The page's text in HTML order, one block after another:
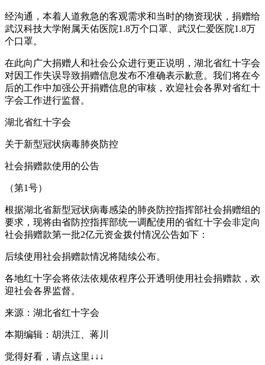
经沟通，本着人道救急的客观需求和当时的物资现状，捐赠给
武汉科技大学附属天佑医院1.8万个口罩、武汉仁爱医院1.8万
个口罩。
在此向广大捐赠人和社会公众进行更正说明，湖北省红十字会
对因工作失误导致捐赠信息发布不准确表示歉意。我们将在今
后的工作中加强公开捐赠信息的审核，欢迎社会各界对省红十
字会工作进行监督。
湖北省红十字会
关于新型冠状病毒肺炎防控
社会捐赠款使用的公告
（第1号）
根据湖北省新型冠状病毒感染的肺炎防控指挥部社会捐赠组的
要求，现将由省防控指挥部统一调配使用的省红十字会非定向
社会捐赠款第一批2亿元资金拨付情况公告如下：
后续使用社会捐赠款情况将陆续公布。
各地红十字会将依法依规依程序公开透明使用社会捐赠款，欢
迎社会各界监督。
来源：湖北省红十字会
本期编辑：胡洪江、蒋川
觉得好看，请点这里↓↓↓